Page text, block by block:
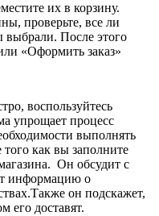
их в корзину.
проверьте, все ли
После этого
«Оформить заказ»
воспользуйтесь
упрощает процесс
выполнять
как вы заполните
Он обсудит с
информацию о
он подскажет,
его доставят.